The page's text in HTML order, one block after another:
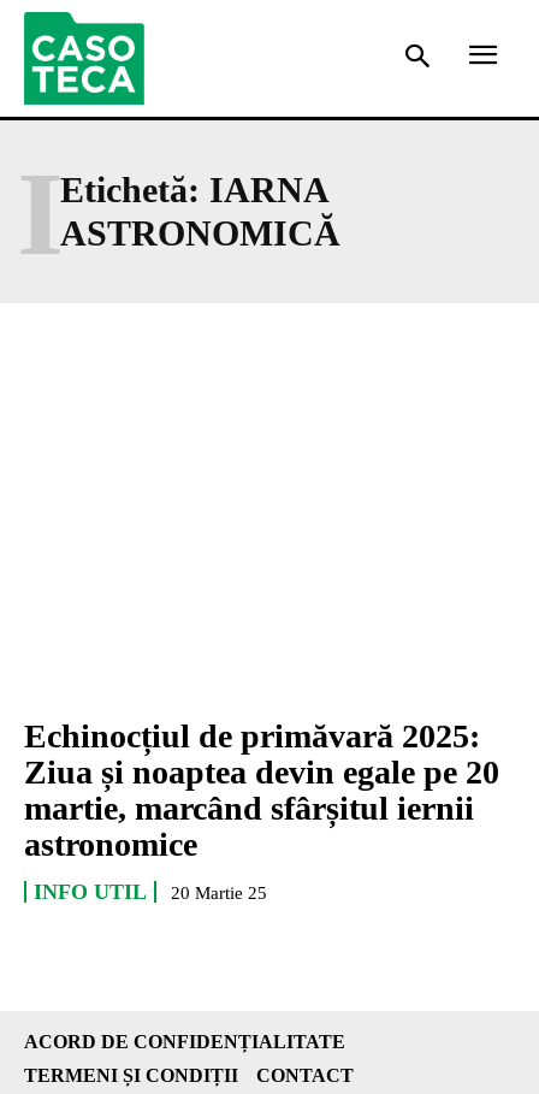
Etichetă: IARNA
ASTRONOMICĂ
I
Echinocțiul de primăvară 2025:
Ziua și noaptea devin egale pe 20
martie, marcând sfârșitul iernii
astronomice
INFO UTIL 20 Martie 25
ACORD DE CONFIDENȚIALITATE
TERMENI ȘI CONDIȚII
CONTACT